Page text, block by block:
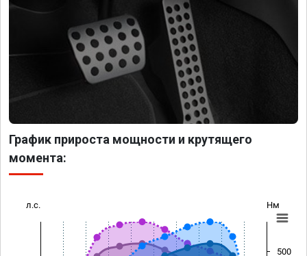
График прироста мощности и крутящего
момента:
л.с. Нм
500